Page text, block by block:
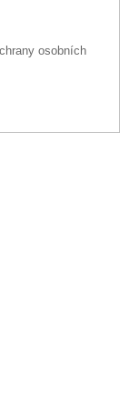
osobních